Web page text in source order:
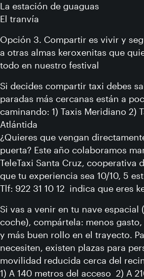
La estación de guaguas
El tranvía
Opción 3. Compartir es vivir y
a otras almas keroxenitas que
todo en nuestro festival
Si decides compartir taxi debes
paradas más cercanas están a
caminando: 1) Taxis Meridiano 2)
Atlántida
¿Quieres que vengan
puerta? Este año colaboramos
TeleTaxi Santa Cruz, cooperativa
que tu experiencia sea 10/10, 5
Tlf: 922 31 10 12 indica que eres
Si vas a venir en tu nave espacial
coche), compártela: menos
y más buen rollo en el trayecto.
necesiten, existen plazas para
movilidad reducida cerca del
1) A 140 metros del acceso 2) A